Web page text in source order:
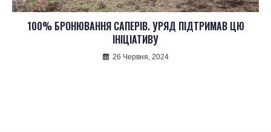
100% БРОНЮВАННЯ САПЕРІВ. УРЯД ПІДТРИМАВ ЦЮ
ІНІЦІАТИВУ
26 Червня, 2024